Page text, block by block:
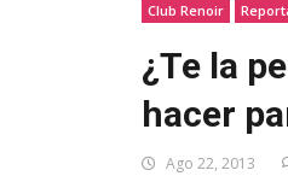
Club Renoir
¿Te la
hacer
Ago 22, 2013